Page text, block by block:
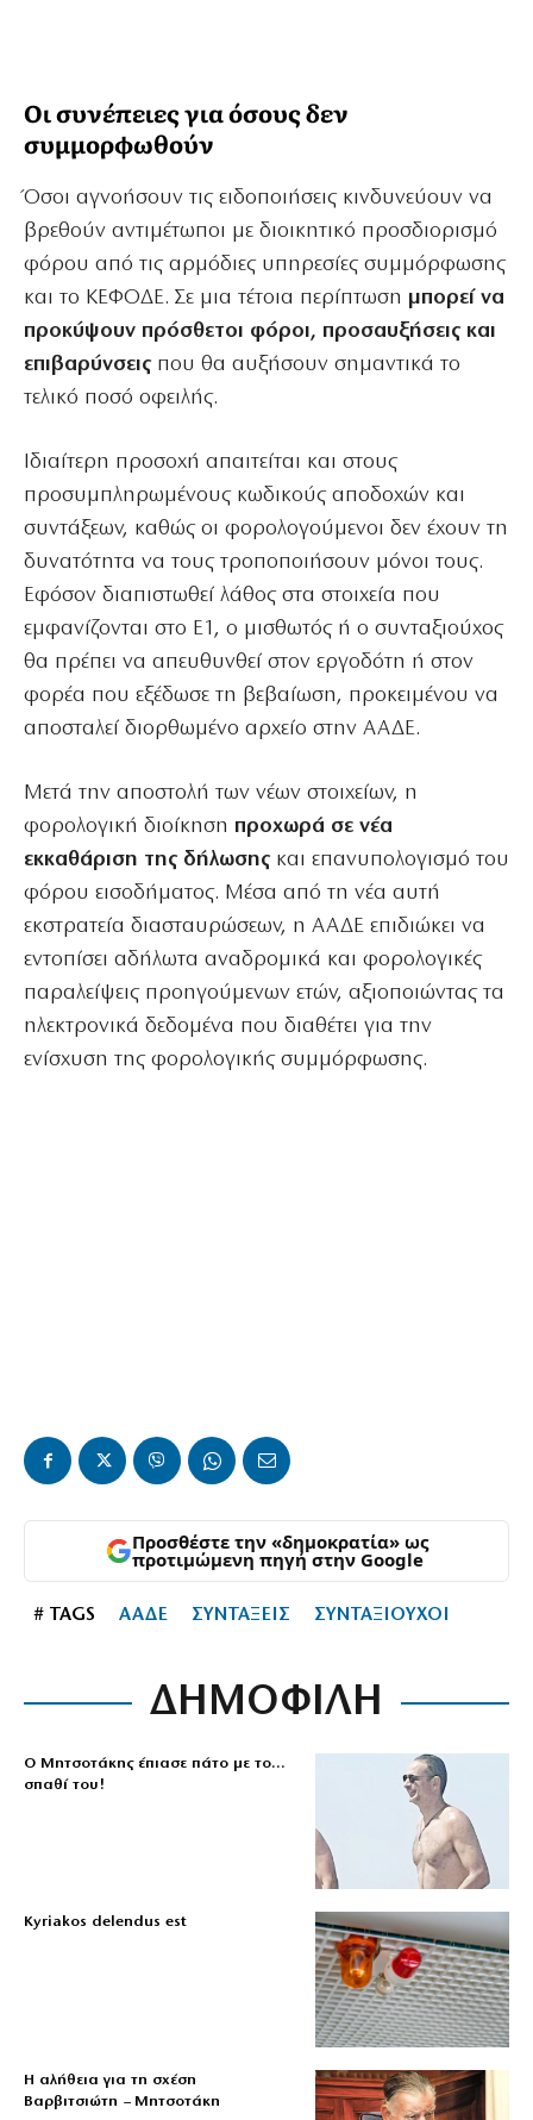
Οι συνέπειες για όσους δεν
συμμορφωθούν
Όσοι αγνοήσουν τις ειδοποιήσεις κινδυνεύουν να
βρεθούν αντιμέτωποι με διοικητικό προσδιορισμό
φόρου από τις αρμόδιες υπηρεσίες συμμόρφωσης
και το ΚΕΦΟΔΕ. Σε μια τέτοια περίπτωση μπορεί να
προκύψουν πρόσθετοι φόροι, προσαυξήσεις και
επιβαρύνσεις που θα αυξήσουν σημαντικά το
τελικό ποσό οφειλής.
Ιδιαίτερη προσοχή απαιτείται και στους
προσυμπληρωμένους κωδικούς αποδοχών και
συντάξεων, καθώς οι φορολογούμενοι δεν έχουν τη
δυνατότητα να τους τροποποιήσουν μόνοι τους.
Εφόσον διαπιστωθεί λάθος στα στοιχεία που
εμφανίζονται στο Ε1, ο μισθωτός ή ο συνταξιούχος
θα πρέπει να απευθυνθεί στον εργοδότη ή στον
φορέα που εξέδωσε τη βεβαίωση, προκειμένου να
αποσταλεί διορθωμένο αρχείο στην ΑΑΔΕ.
Μετά την αποστολή των νέων στοιχείων, η
φορολογική διοίκηση προχωρά σε νέα
εκκαθάριση της δήλωσης και επανυπολογισμό του
φόρου εισοδήματος. Μέσα από τη νέα αυτή
εκστρατεία διασταυρώσεων, η ΑΑΔΕ επιδιώκει να
εντοπίσει αδήλωτα αναδρομικά και φορολογικές
παραλείψεις προηγούμενων ετών, αξιοποιώντας τα
ηλεκτρονικά δεδομένα που διαθέτει για την
ενίσχυση της φορολογικής συμμόρφωσης.
Προσθέστε την «δημοκρατία» ως
προτιμώμενη πηγή στην Google
# TAGS ΑΑΔΕ ΣΥΝΤΑΞΕΙΣ ΣΥΝΤΑΞΙΟΥΧΟΙ
ΔΗΜΟΦΙΛΗ
Ο Μητσοτάκης έπιασε πάτο με το…
σπαθί του!
Kyriakos delendus est
Η αλήθεια για τη σχέση
Βαρβιτσιώτη – Μητσοτάκη